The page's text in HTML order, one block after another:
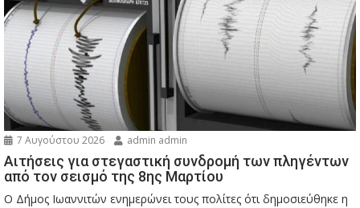
7 Αυγούστου 2026 admin admin
Αιτήσεις για στεγαστική συνδρομή των πληγέντων
από τον σεισμό της 8ης Μαρτίου
Ο Δήμος Ιωαννιτών ενημερώνει τους πολίτες ότι δημοσιεύθηκε η